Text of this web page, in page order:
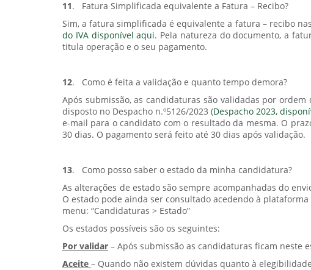
11.
Fatura Simplificada equivalente a Fatura – Recibo?
Sim, a fatura simplificada é equivalente a fatura – recibo
do IVA disponível aqui. Pela natureza do documento, a
titula operação e o seu pagamento.
12.
Como é feita a validação e quanto tempo demora?
Após submissão, as candidaturas são validadas por
disposto no Despacho n.º5126/2023 (Despacho 2023,
e-mail para o candidato com o resultado da mesma. O
30 dias. O pagamento será feito até 30 dias após validação.
13.
Como posso saber o estado da minha candidatura?
As alterações de estado são sempre acompanhadas do
O estado pode ainda ser consultado acedendo à
menu: “Candidaturas > Estado”
Os estados possíveis são os seguintes:
Por validar – Após submissão as candidaturas ficam neste
Aceite – Quando não existem dúvidas quanto à